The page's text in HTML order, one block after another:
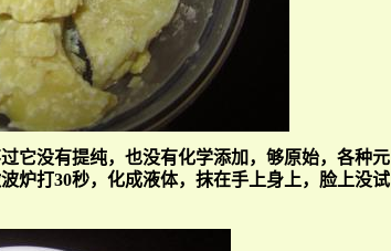
它没有提纯，也没有化学添加，够原始，各种元
炉打30秒，化成液体，抹在手上身上，脸上没试